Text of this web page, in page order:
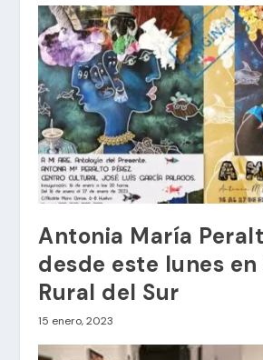
Antonia María
desde este lunes en
Rural del Sur
15 enero, 2023